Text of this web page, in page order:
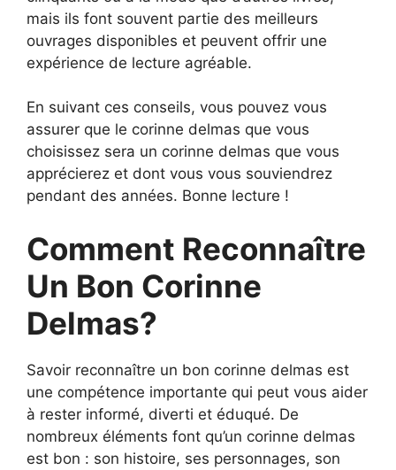
mais ils font souvent partie des meilleurs
ouvrages disponibles et peuvent offrir une
expérience de lecture agréable.
En suivant ces conseils, vous pouvez vous
assurer que le corinne delmas que vous
choisissez sera un corinne delmas que vous
apprécierez et dont vous vous souviendrez
pendant des années. Bonne lecture !
Comment Reconnaître
Un Bon Corinne
Delmas?
Savoir reconnaître un bon corinne delmas est
une compétence importante qui peut vous aider
à rester informé, diverti et éduqué. De
nombreux éléments font qu’un corinne delmas
est bon : son histoire, ses personnages, son